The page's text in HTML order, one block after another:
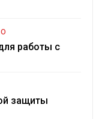
работы с
защиты